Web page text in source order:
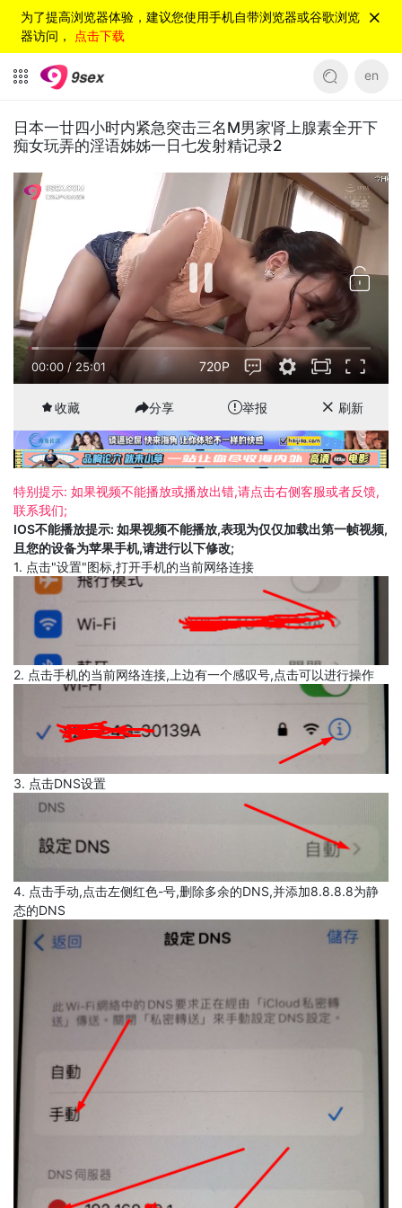
为了提高浏览器体验，建议您使用手机自带浏览器或谷歌浏览
器访问， 点击下载
en
日本一廿四小时内紧急突击三名M男家肾上腺素全开下
痴女玩弄的淫语姊姊一日七发射精记录2
00:00 / 25:01 720P
收藏 分享 举报 刷新
特别提示: 如果视频不能播放或播放出错,请点击右侧客服或者反馈,
联系我们;
IOS不能播放提示: 如果视频不能播放,表现为仅仅加载出第一帧视频,
且您的设备为苹果手机,请进行以下修改;
1. 点击"设置"图标,打开手机的当前网络连接
2. 点击手机的当前网络连接,上边有一个感叹号,点击可以进行操作
3. 点击DNS设置
4. 点击手动,点击左侧红色-号,删除多余的DNS,并添加8.8.8.8为静
态的DNS